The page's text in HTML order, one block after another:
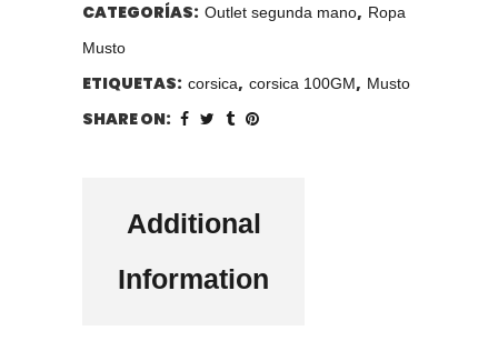
CATEGORÍAS: Outlet segunda mano, Ropa
Musto
ETIQUETAS: corsica, corsica 100GM, Musto
SHARE ON:
Additional
Information